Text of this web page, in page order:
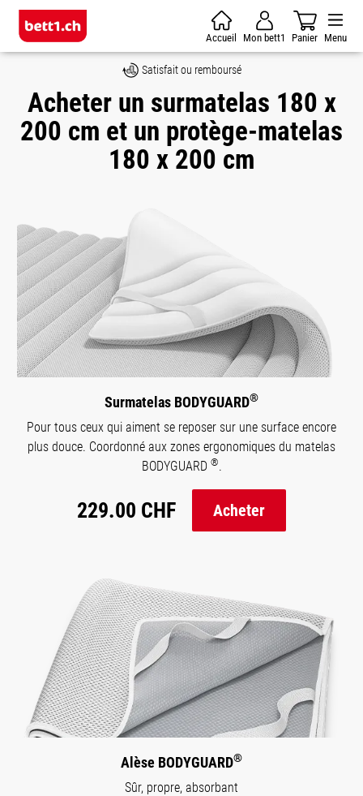
Skip to main content
Accueil Mon bett1 Panier Menu
Satisfait ou remboursé
Acheter un surmatelas 180 x
200 cm et un protège-matelas
180 x 200 cm
Surmatelas BODYGUARD®
Pour tous ceux qui aiment se reposer sur une surface encore
plus douce. Coordonné aux zones ergonomiques du matelas
BODYGUARD ®.
229.00 CHF Acheter
Alèse BODYGUARD®
Sûr, propre, absorbant